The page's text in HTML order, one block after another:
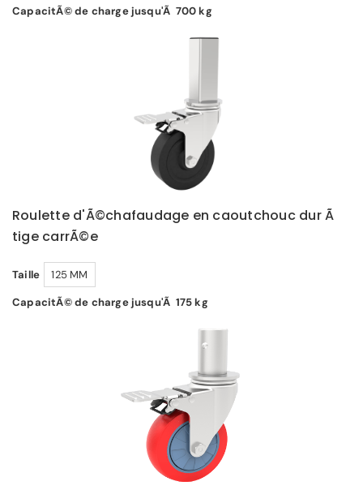
CapacitÃ© de charge jusqu'Ã 700 kg
Roulette d'Ã©chafaudage en caoutchouc dur Ã
tige carrÃ©e
Taille
125 MM
CapacitÃ© de charge jusqu'Ã 175 kg